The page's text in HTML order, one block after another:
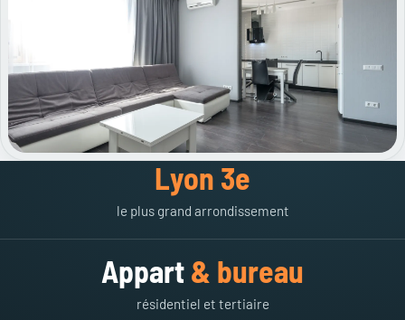
Lyon 3e
le plus grand arrondissement
Appart& bureau
résidentiel et tertiaire